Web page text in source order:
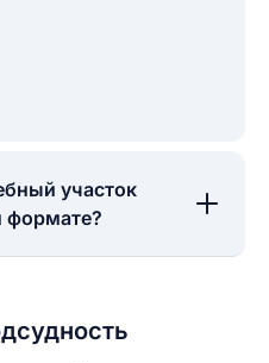
участок
формате?